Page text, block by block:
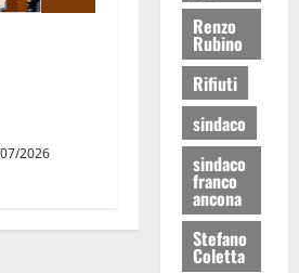
2026
Renzo
Rubino
Rifiuti
sindaco
sindaco
franco
ancona
Stefano
Coletta